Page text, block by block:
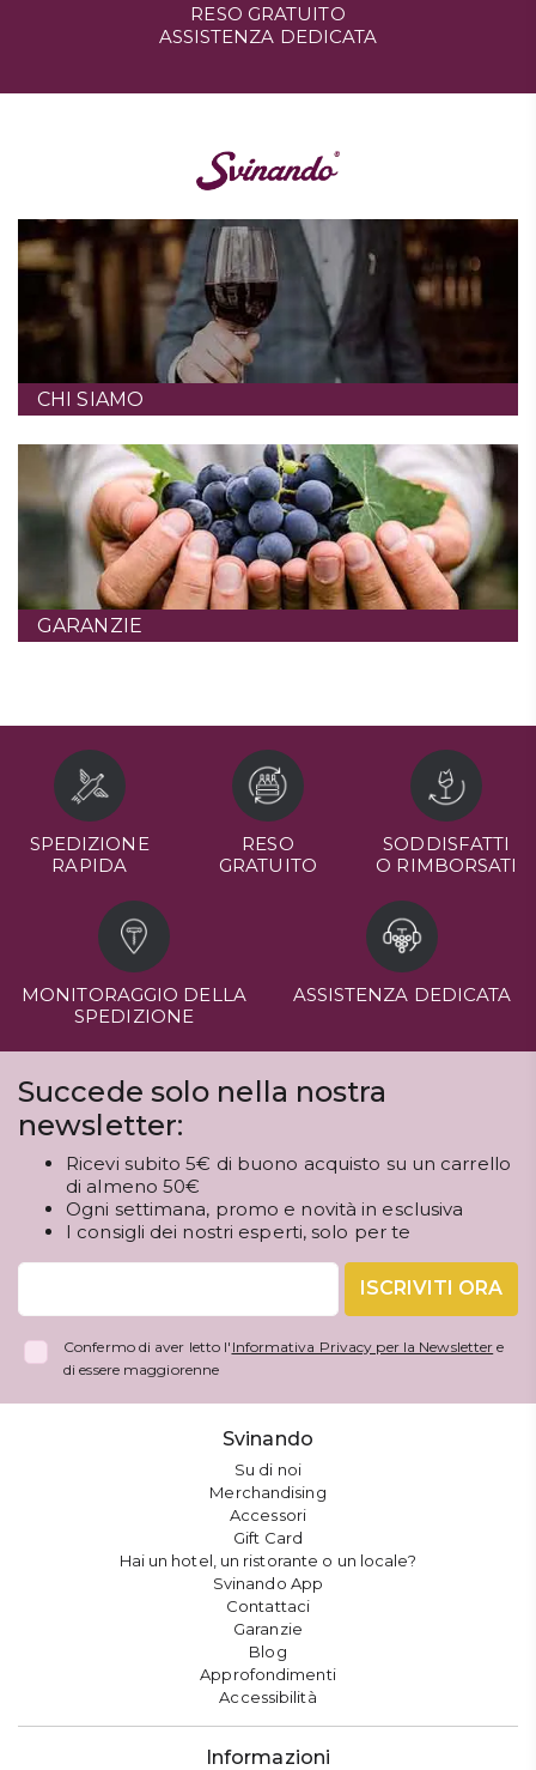
RESO GRATUITO
ASSISTENZA DEDICATA
CHI SIAMO
GARANZIE
SPEDIZIONE
RAPIDA
RESO
GRATUITO
SODDISFATTI
O RIMBORSATI
MONITORAGGIO DELLA
SPEDIZIONE
ASSISTENZA DEDICATA
Succede solo nella nostra
newsletter:
Ricevi subito 5€ di buono acquisto su un carrello
di almeno 50€
Ogni settimana, promo e novità in esclusiva
I consigli dei nostri esperti, solo per te
ISCRIVITI ORA
Confermo di aver letto l' Informativa Privacy per la Newsletter e
di essere maggiorenne
Svinando
Su di noi
Merchandising
Accessori
Gift Card
Hai un hotel, un ristorante o un locale?
Svinando App
Contattaci
Garanzie
Blog
Approfondimenti
Accessibilità
Informazioni